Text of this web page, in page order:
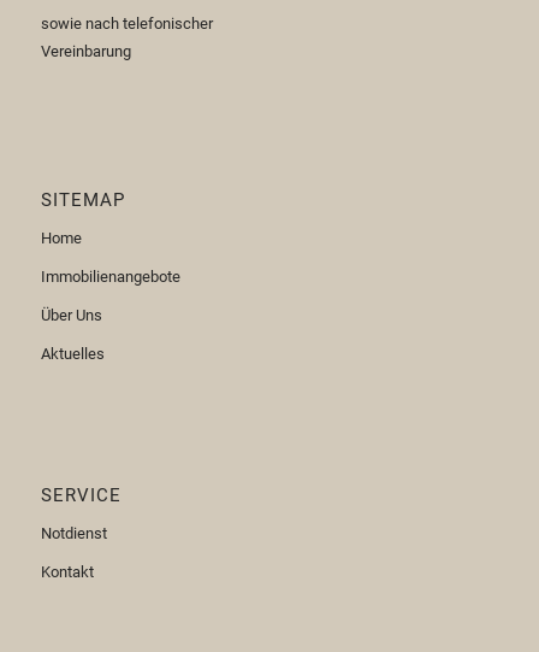
sowie nach telefonischer
Vereinbarung
SITEMAP
Home
Immobilienangebote
Über Uns
Aktuelles
SERVICE
Notdienst
Kontakt